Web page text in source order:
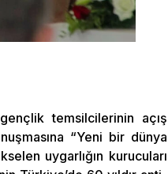
temsilcilerinin açış
“Yeni bir dünya
uygarlığın kurucuları